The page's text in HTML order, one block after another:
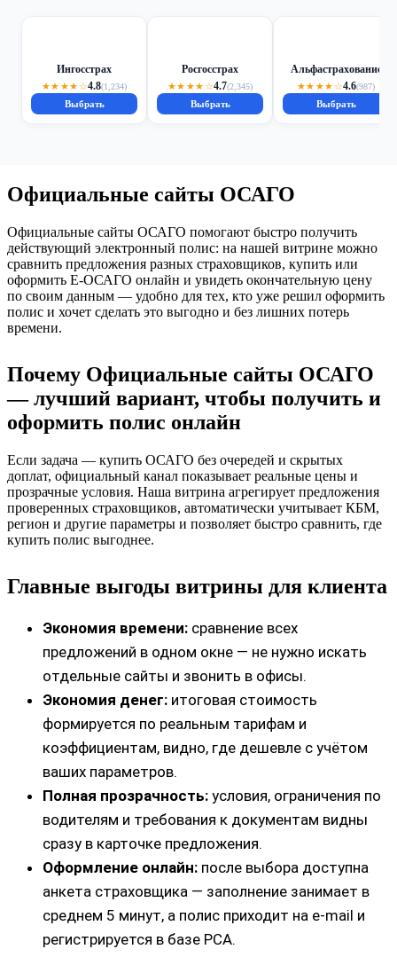
Ингосстрах
★★★★☆4.8(1,234)
Выбрать
Росгосстрах
★★★★☆4.7(2,345)
Выбрать
Альфастрахование
★★★★☆4.6(987)
Выбрать
Официальные сайты ОСАГО
Официальные сайты ОСАГО помогают быстро получить
действующий электронный полис: на нашей витрине можно
сравнить предложения разных страховщиков, купить или
оформить Е‑ОСАГО онлайн и увидеть окончательную цену
по своим данным — удобно для тех, кто уже решил оформить
полис и хочет сделать это выгодно и без лишних потерь
времени.
Почему Официальные сайты ОСАГО
— лучший вариант, чтобы получить и
оформить полис онлайн
Если задача — купить ОСАГО без очередей и скрытых
доплат, официальный канал показывает реальные цены и
прозрачные условия. Наша витрина агрегирует предложения
проверенных страховщиков, автоматически учитывает КБМ,
регион и другие параметры и позволяет быстро сравнить, где
купить полис выгоднее.
Главные выгоды витрины для клиента
Экономия времени: сравнение всех
предложений в одном окне — не нужно искать
отдельные сайты и звонить в офисы.
Экономия денег: итоговая стоимость
формируется по реальным тарифам и
коэффициентам, видно, где дешевле с учётом
ваших параметров.
Полная прозрачность: условия, ограничения по
водителям и требования к документам видны
сразу в карточке предложения.
Оформление онлайн: после выбора доступна
анкета страховщика — заполнение занимает в
среднем 5 минут, а полис приходит на e‑mail и
регистрируется в базе РСА.